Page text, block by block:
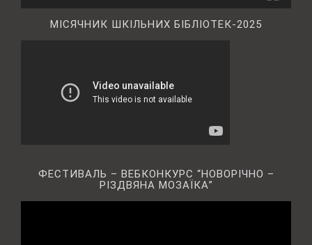
МІСЯЧНИК ШКІЛЬНИХ БІБЛІОТЕК-2025
ФЕСТИВАЛЬ – ВЕБКОНКУРС “НОВОРІЧНО –
РІЗДВЯНА МОЗАЇКА”